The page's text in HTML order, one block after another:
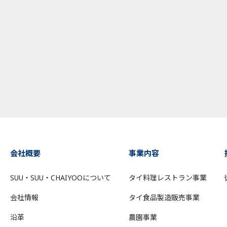
会社概要
SUU・SUU・CHAIYOOについて
会社情報
沿革
事業内容
タイ料理レストラン事業
タイ食品製造販売事業
農園事業